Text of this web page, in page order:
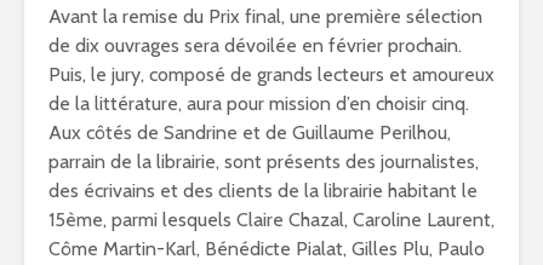
Avant la remise du Prix final, une première sélection
de dix ouvrages sera dévoilée en février prochain.
Puis, le jury, composé de grands lecteurs et amoureux
de la littérature, aura pour mission d’en choisir cinq.
Aux côtés de Sandrine et de Guillaume Perilhou,
parrain de la librairie, sont présents des journalistes,
des écrivains et des clients de la librairie habitant le
15ème, parmi lesquels Claire Chazal, Caroline Laurent,
Côme Martin-Karl, Bénédicte Pialat, Gilles Plu, Paulo